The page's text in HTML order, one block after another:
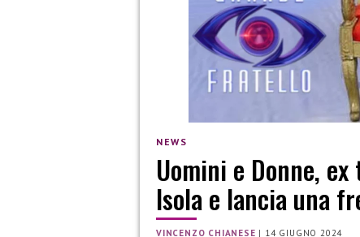
NEWS
Uomini e Donne,
Isola e lancia una
VINCENZO CHIANESE | 14 GIUGNO 2024